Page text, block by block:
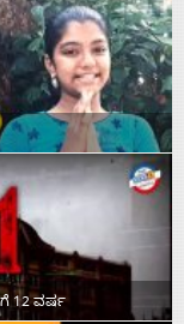
12 ವರ್ಷ